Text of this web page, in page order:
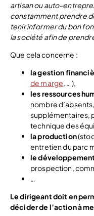
artisan ou auto-
constamment prendre
tenir informer du bon
la société afin de
Que cela concerne :
la gestion
de marge, …),
les ressources
nombre
supplémentaires,
technique des
la production
entretien du parc
le
prospection,
…
Le dirigeant doit en
décider de l’action à